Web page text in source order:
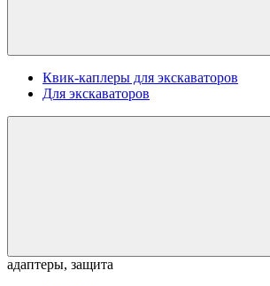
Квик-каплеры для экскаваторов
Для экскаваторов
адаптеры, защита